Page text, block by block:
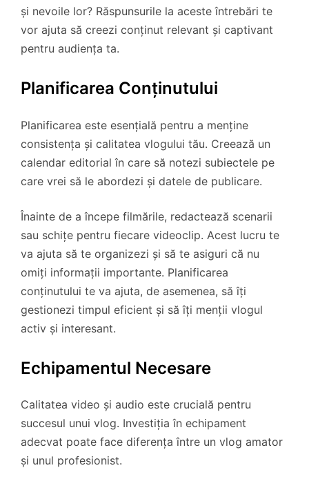
și nevoile lor? Răspunsurile la aceste întrebări te
vor ajuta să creezi conținut relevant și captivant
pentru audiența ta.
Planificarea Conținutului
Planificarea este esențială pentru a menține
consistența și calitatea vlogului tău. Creează un
calendar editorial în care să notezi subiectele pe
care vrei să le abordezi și datele de publicare.
Înainte de a începe filmările, redactează scenarii
sau schițe pentru fiecare videoclip. Acest lucru te
va ajuta să te organizezi și să te asiguri că nu
omiți informații importante. Planificarea
conținutului te va ajuta, de asemenea, să îți
gestionezi timpul eficient și să îți menții vlogul
activ și interesant.
Echipamentul Necesare
Calitatea video și audio este crucială pentru
succesul unui vlog. Investiția în echipament
adecvat poate face diferența între un vlog amator
și unul profesionist.